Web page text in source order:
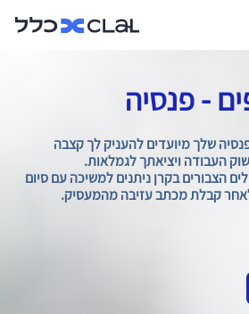
- פנסיה
שלך מיועדים להעניק לך קצבה
העבודה ויציאתך לגמלאות.
הצבורים בקרן ניתנים למשיכה עם סיום
קבלת מכתב עזיבה מהמעסיק.